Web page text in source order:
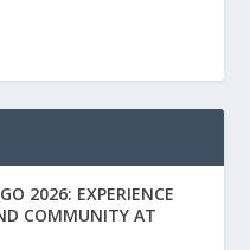
2026: EXPERIENCE
COMMUNITY AT